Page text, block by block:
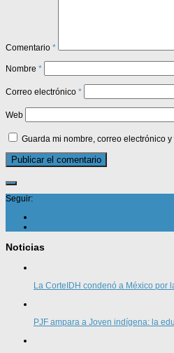
Comentario *
Nombre *
Correo electrónico *
Web
Guarda mi nombre, correo electrónico
Seguir:
Noticias
La CorteIDH condenó a México por
PJF ampara a Joven indígena: la